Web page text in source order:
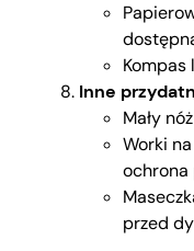
Kompas
Inne
Mały
Worki
ochrona
przed